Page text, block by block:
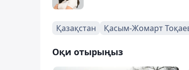
Қазақстан Қасым-Жомарт
Оқи отырыңыз